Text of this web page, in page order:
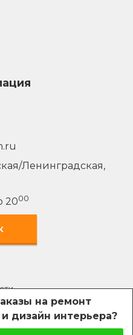
на ремонт
и дизайн интерьера?
Ленинградская,
2000
сайта без
Содержание